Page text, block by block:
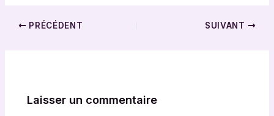
PRÉCÉDENT SUIVANT
Laisser un commentaire